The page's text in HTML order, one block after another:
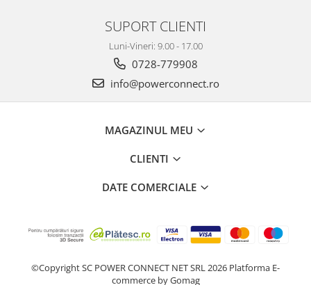
SUPORT CLIENTI
Luni-Vineri: 9.00 - 17.00
0728-779908
info@powerconnect.ro
MAGAZINUL MEU
CLIENTI
DATE COMERCIALE
©Copyright SC POWER CONNECT NET SRL 2026 Platforma E-
commerce by Gomag